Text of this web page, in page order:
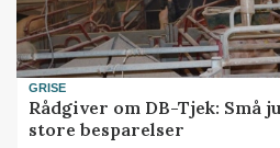
GRISE
Rådgiver om DB-Tjek: Små
store besparelser